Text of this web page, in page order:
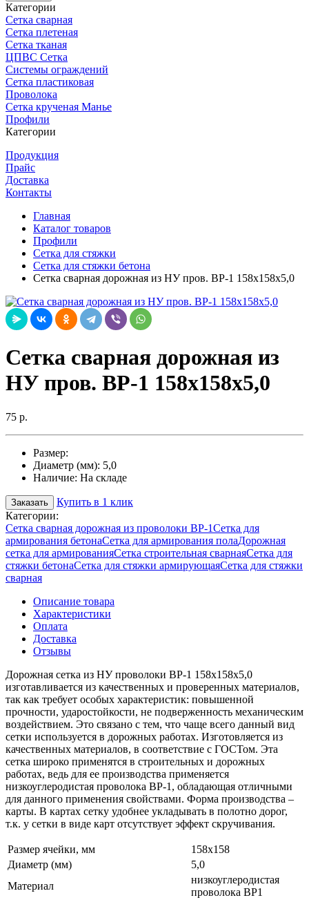
Категории
Сетка сварная
Сетка плетеная
Сетка тканая
ЦПВС Сетка
Системы ограждений
Сетка пластиковая
Проволока
Сетка крученая Манье
Профили
Категории
Продукция
Прайс
Доставка
Контакты
Главная
Каталог товаров
Профили
Сетка для стяжки
Сетка для стяжки бетона
Cетка сварная дорожная из НУ пров. ВР-1 158х158х5,0
Cетка сварная дорожная из
НУ пров. ВР-1 158х158х5,0
75 р.
Размер:
Диаметр (мм): 5,0
Наличие: На складе
Заказать
Купить в 1 клик
Категории:
Сетка сварная дорожная из проволоки ВР-1Сетка для
армирования бетонаСетка для армирования полаДорожная
сетка для армированияСетка строительная сварнаяСетка для
стяжки бетонаСетка для стяжки армирующаяСетка для стяжки
сварная
Описание товара
Характеристики
Оплата
Доставка
Отзывы
Дорожная сетка из НУ проволоки ВР-1 158х158х5,0
изготавливается из качественных и проверенных материалов,
так как требует особых характеристик: повышенной
прочности, ударостойкости, не подверженность механическим
воздействием. Это связано с тем, что чаще всего данный вид
сетки используется в дорожных работах. Изготовляется из
качественных материалов, в соответствие с ГОСТом. Эта
сетка широко применятся в строительных и дорожных
работах, ведь для ее производства применяется
низкоуглеродистая проволока ВР-1, обладающая отличными
для данного применения свойствами. Форма производства –
карты. В картах сетку удобнее укладывать в полотно дорог,
т.к. у сетки в виде карт отсутствует эффект скручивания.
Размер ячейки, мм
158х158
Диаметр (мм)
5,0
Материал
низкоуглеродистая
проволока ВР1